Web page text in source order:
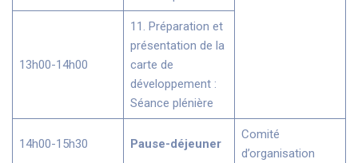
13h00-14h00
11. Préparation et
présentation de la
carte de
développement :
Séance plénière
14h00-15h30 Pause-déjeuner
Comité
d’organisation